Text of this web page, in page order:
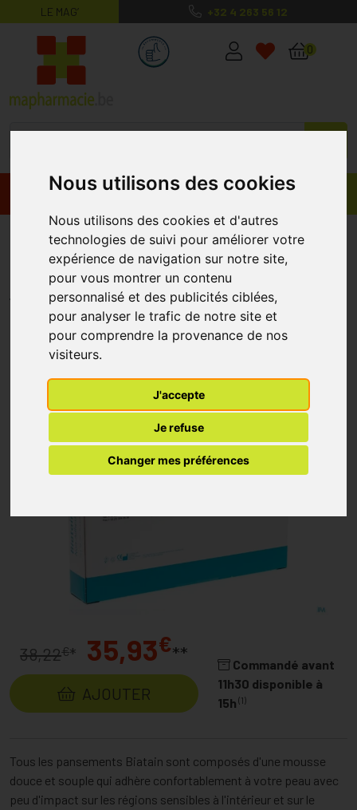
Nous utilisons des cookies
Nous utilisons des cookies et d'autres
technologies de suivi pour améliorer votre
expérience de navigation sur notre site,
pour vous montrer un contenu
personnalisé et des publicités ciblées,
pour analyser le trafic de notre site et
pour comprendre la provenance de nos
visiteurs.
J'accepte
Je refuse
Changer mes préférences
LE MAG’ +32 4 263 56 12
MaPharmacie.be ma santé, mes
0
Promos Produits
Biatain 33413 15x15 Non Adhes 5
Pièce
BIATAIN
38,22€* 35,93€**
AJOUTER
Commandé avant
11h30 disponible à
15h (1)
Tous les pansements Biatain sont composés d'une mousse
douce et souple qui adhère confortablement à votre peau avec
peu d'impact sur les régions sensibles à l'intérieur et sur le